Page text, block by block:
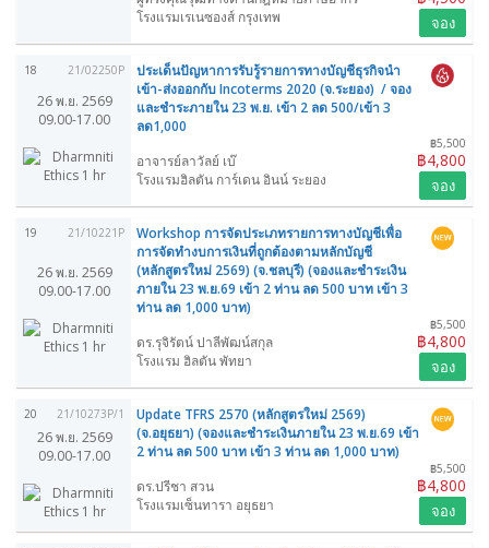
โรงแรมเรเนซองส์ กรุงเทพ
จอง
18 21/02250P
26 พ.ย. 2569
09.00-17.00
ประเด็นปัญหาการรับรู้รายการทางบัญชีธุรกิจนำ
เข้า-ส่งออกกับ Incoterms 2020 (จ.ระยอง) / จอง
และชำระภายใน 23 พ.ย. เข้า 2 ลด 500/เข้า 3
ลด1,000
฿5,500
฿4,800
อาจารย์ลาวัลย์ เบ๊
โรงแรมฮิลตัน การ์เดน อินน์ ระยอง
จอง
19 21/10221P
26 พ.ย. 2569
09.00-17.00
Workshop การจัดประเภทรายการทางบัญชีเพื่อ
การจัดทำงบการเงินที่ถูกต้องตามหลักบัญชี
(หลักสูตรใหม่ 2569) (จ.ชลบุรี) (จองและชำระเงิน
ภายใน 23 พ.ย.69 เข้า 2 ท่าน ลด 500 บาท เข้า 3
ท่าน ลด 1,000 บาท)
฿5,500
฿4,800
ดร.รุจิรัตน์ ปาลีพัฒน์สกุล
โรงแรม ฮิลตัน พัทยา
จอง
20 21/10273P/1
26 พ.ย. 2569
09.00-17.00
Update TFRS 2570 (หลักสูตรใหม่ 2569)
(จ.อยุธยา) (จองและชำระเงินภายใน 23 พ.ย.69 เข้า
2 ท่าน ลด 500 บาท เข้า 3 ท่าน ลด 1,000 บาท)
฿5,500
฿4,800
ดร.ปรีชา สวน
โรงแรมเซ็นทารา อยุธยา
จอง